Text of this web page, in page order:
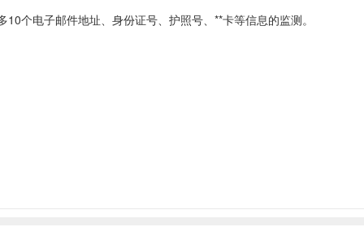
个电子邮件地址、身份证号、护照号、**卡等信息的监测。